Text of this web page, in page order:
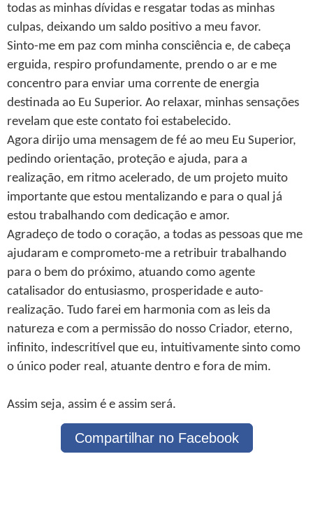
todas as minhas dívidas e resgatar todas as minhas
culpas, deixando um saldo positivo a meu favor.
Sinto-me em paz com minha consciência e, de cabeça
erguida, respiro profundamente, prendo o ar e me
concentro para enviar uma corrente de energia
destinada ao Eu Superior. Ao relaxar, minhas sensações
revelam que este contato foi estabelecido.
Agora dirijo uma mensagem de fé ao meu Eu Superior,
pedindo orientação, proteção e ajuda, para a
realização, em ritmo acelerado, de um projeto muito
importante que estou mentalizando e para o qual já
estou trabalhando com dedicação e amor.
Agradeço de todo o coração, a todas as pessoas que me
ajudaram e comprometo-me a retribuir trabalhando
para o bem do próximo, atuando como agente
catalisador do entusiasmo, prosperidade e auto-
realização. Tudo farei em harmonia com as leis da
natureza e com a permissão do nosso Criador, eterno,
infinito, indescritível que eu, intuitivamente sinto como
o único poder real, atuante dentro e fora de mim.
Assim seja, assim é e assim será.
Compartilhar no Facebook